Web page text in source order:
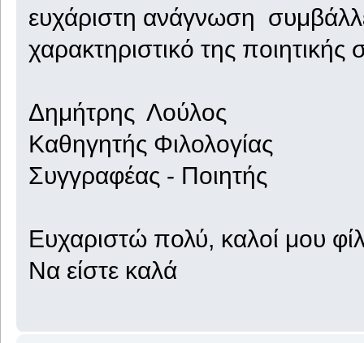
ευχάριστη ανάγνωση
χαρακτηριστικό της ποιητικής
Δημήτρης Λούλος
Καθηγητής Φιλολογίας
Συγγραφέας - Ποιητής
Ευχαριστώ πολύ, καλοί μου
Να είστε καλά